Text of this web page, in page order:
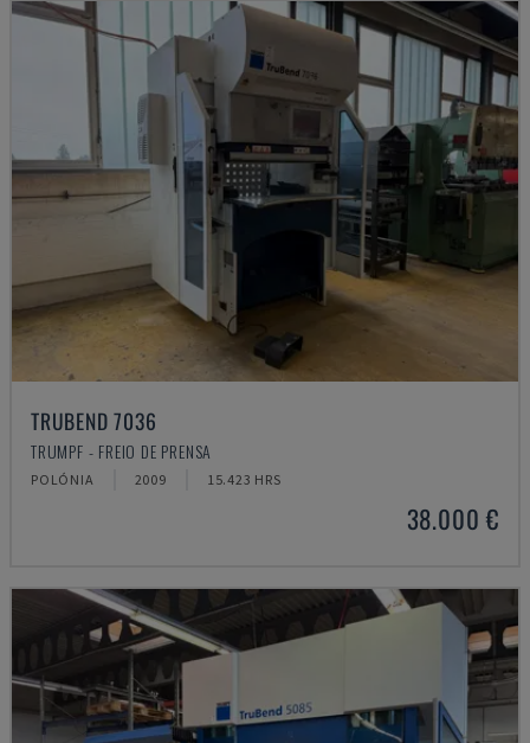
TRUBEND 7036
TRUMPF - FREIO DE PRENSA
POLÓNIA 2009 15.423 HRS
38.000 €